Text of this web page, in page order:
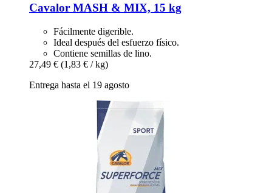
Cavalor MASH & MIX, 15 kg
Fácilmente digerible.
Ideal después del esfuerzo físico.
Contiene semillas de lino.
27,49 € (1,83 € / kg)
Entrega hasta el 19 agosto